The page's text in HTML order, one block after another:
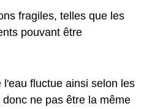
fragiles, telles que les
pouvant être
fluctue ainsi selon les
ne pas être la même